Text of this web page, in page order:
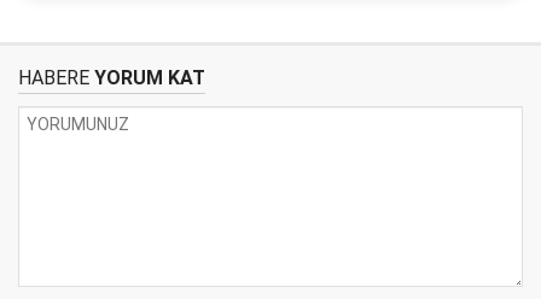
HABERE YORUM KAT